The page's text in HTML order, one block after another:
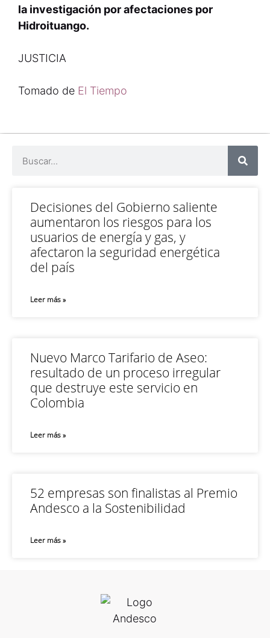
la investigación por afectaciones por
Hidroituango.
JUSTICIA
Tomado de El Tiempo
Decisiones del Gobierno saliente
aumentaron los riesgos para los
usuarios de energía y gas, y
afectaron la seguridad energética
del país
Leer más »
Nuevo Marco Tarifario de Aseo:
resultado de un proceso irregular
que destruye este servicio en
Colombia
Leer más »
52 empresas son finalistas al Premio
Andesco a la Sostenibilidad
Leer más »